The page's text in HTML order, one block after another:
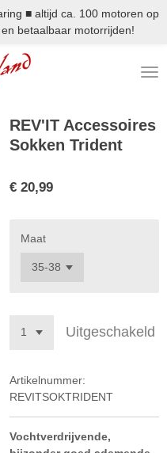
■ altijd ca. 100 motoren op
betaalbaar motorrijden!
REV'IT Accessoires
Sokken Trident
€ 20,99
Maat
Uitgeschakeld
Artikelnummer:
REVITSOKTRIDENT
Vochtverdrijvende,